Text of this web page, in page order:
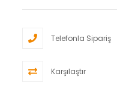
Telefonla Sipariş
Karşılaştır